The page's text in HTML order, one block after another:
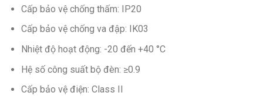
Cấp bảo vệ chống thấm: IP20
Cấp bảo vệ chống va đập: IK03
Nhiệt độ hoạt động: -20 đến +40 °C
Hệ số công suất bộ đèn: ≥0.9
Cấp bảo vệ điện: Class II